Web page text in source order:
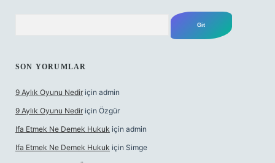
SON YORUMLAR
9 Aylık Oyunu Nedir için admin
9 Aylık Oyunu Nedir için Özgür
Ifa Etmek Ne Demek Hukuk için admin
Ifa Etmek Ne Demek Hukuk için Simge